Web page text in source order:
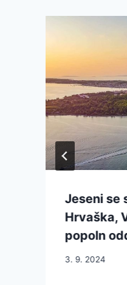
Jeseni se
Hrvaška,
popoln
3. 9. 2024